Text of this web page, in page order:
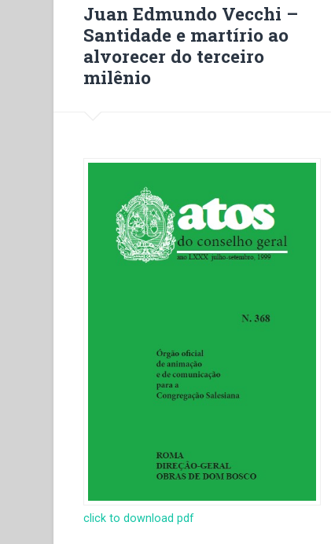
du
troisième
millénaire”
Juan Edmundo Vecchi –
Santidade e martírio ao
alvorecer do terceiro
milênio
click to download pdf